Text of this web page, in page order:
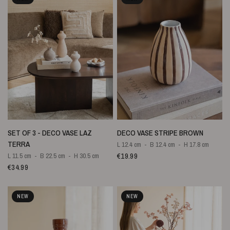
QUICK VIEW
SET OF 3 - DECO VASE LAZ
TERRA
L 11.5 cm B 22.5 cm H 30.5 cm
€34.99
QUICK VIEW
DECO VASE STRIPE BROWN
L 12.4 cm B 12.4 cm H 17.8 cm
€19.99
NEW NEW